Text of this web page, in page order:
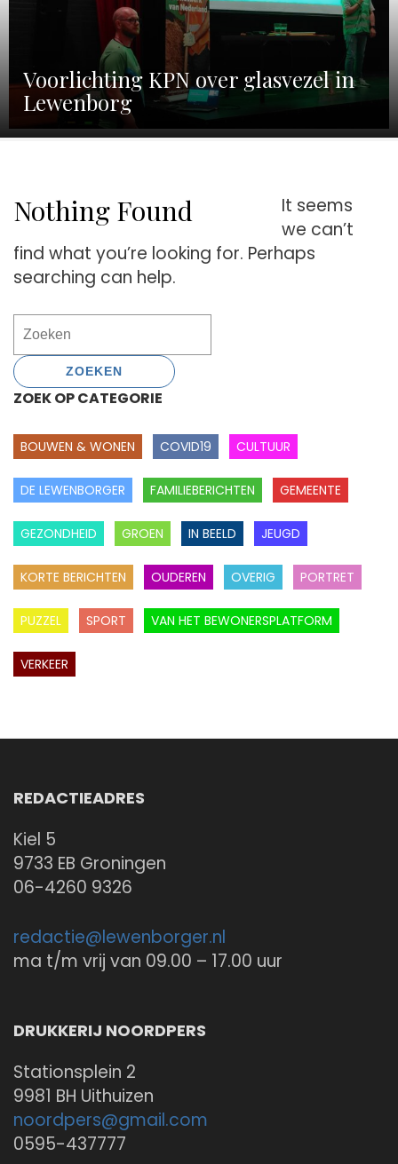
Voorlichting KPN over glasvezel in
Lewenborg
Nothing Found
It seems
we can’t
find what you’re looking for. Perhaps
searching can help.
Search
for:
ZOEK OP CATEGORIE
BOUWEN & WONEN COVID19 CULTUUR
DE LEWENBORGER FAMILIEBERICHTEN GEMEENTE
GEZONDHEID GROEN IN BEELD JEUGD
KORTE BERICHTEN OUDEREN OVERIG PORTRET
PUZZEL SPORT VAN HET BEWONERSPLATFORM
VERKEER
REDACTIEADRES
Kiel 5
9733 EB Groningen
06-4260 9326
redactie@lewenborger.nl
ma t/m vrij van 09.00 – 17.00 uur
DRUKKERIJ NOORDPERS
Stationsplein 2
9981 BH Uithuizen
noordpers@gmail.com
0595-437777